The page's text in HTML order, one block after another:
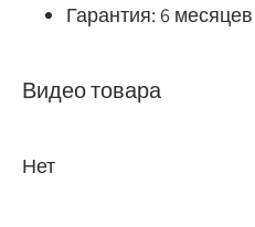
Гарантия: 6
Видео товара
Нет